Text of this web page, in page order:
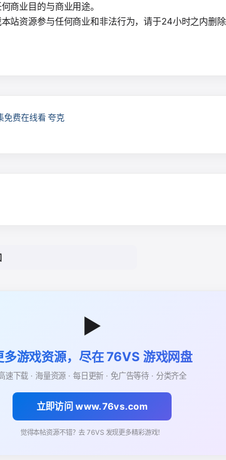
商业目的与商业用途。
站资源参与任何商业和非法行为，请于24小时之内删
免费在线看 夸克
▶
多游戏资源，尽在 76VS 游戏网盘
速下载 · 海量资源 · 每日更新 · 免广告等待 · 分类齐全
立即访问 www.76vs.com
觉得本帖资源不错？去 76VS 发现更多精彩游戏！